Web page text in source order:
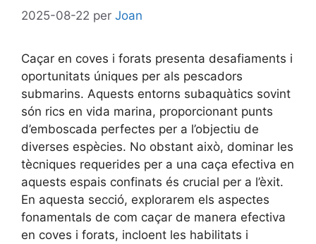
2025-08-22 per Joan
Caçar en coves i forats presenta desafiaments i
oportunitats úniques per als pescadors
submarins. Aquests entorns subaquàtics sovint
són rics en vida marina, proporcionant punts
d’emboscada perfectes per a l’objectiu de
diverses espècies. No obstant això, dominar les
tècniques requerides per a una caça efectiva en
aquests espais confinats és crucial per a l’èxit.
En aquesta secció, explorarem els aspectes
fonamentals de com caçar de manera efectiva
en coves i forats, incloent les habilitats i